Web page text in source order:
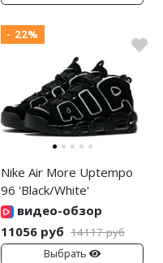
- 22%
Nike Air More Uptempo
96 'Black/White'
видео-обзор
11056 руб 14117 руб
Выбрать